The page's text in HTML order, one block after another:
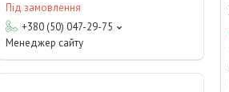
Під замовлення
+380 (50) 047-29-75
Менеджер сайту